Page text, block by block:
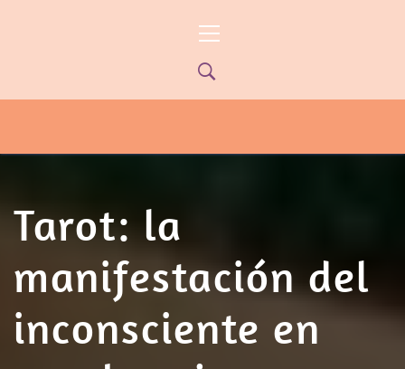
principal
ONCE PARANÁ YOUTUBE/PYPNEWS –
Tarot: la
manifestación del
inconsciente en